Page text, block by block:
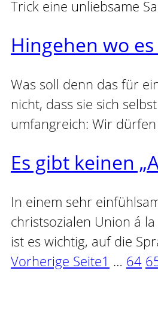
Trick eine unliebsame
Hingehen wo
Was soll denn das für
nicht, dass sie sich
umfangreich: Wir
Es gibt keinen
In einem sehr
christsozialen Union á
ist es wichtig, auf die
Vorherige Seite1 … 64